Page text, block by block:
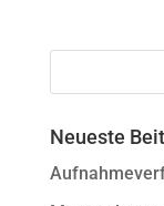
Neueste